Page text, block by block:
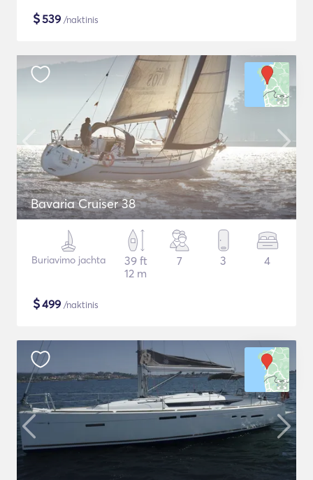
$539 /naktinis
Bavaria Cruiser 38
Buriavimo jachta
39 ft
12 m
7 3 4
$499 /naktinis